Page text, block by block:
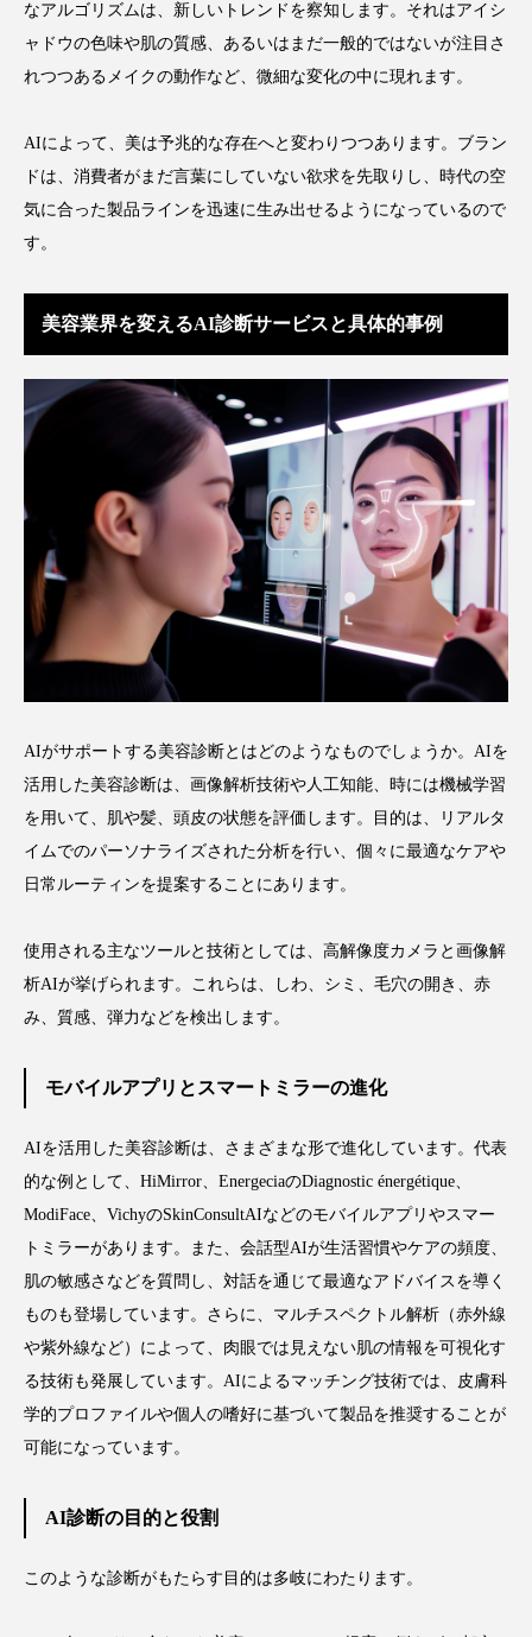
スキンケアルーティン ストレス スパ
スマートウォッチ スマートパッチ
スマートリング セーフプレイス セラミド
ドライヤー 温度 髪 ダメージ ナイアシンアミド
ナイトプロテイン ナイトルーティン 金木犀
パーソナライズ バーチャルメイク
パーフェクト株式会社 バイオハッキング
バイオミメティクス バイオミメティック
バクチオール バリア機能 ハロウィ
ハロウィン後スキンケア
ハロウィン翌日 肌リセット ヒアルロン酸
ビジネスモデル ビタミンC誘導体
プチ断食 ブルーオーシャン
ポジショニング ボディケア ホルモン
マーケティング マイクロスパ
メンズスキンケア メンタルケア
メンタルヘルス
リカバリー リカバリーウェア
なアルゴリズムは、新しいトレンドを察知します。それはアイシ
ャドウの色味や肌の質感、あるいはまだ一般的ではないが注目さ
れつつあるメイクの動作など、微細な変化の中に現れます。
AIによって、美は予兆的な存在へと変わりつつあります。ブラン
ドは、消費者がまだ言葉にしていない欲求を先取りし、時代の空
気に合った製品ラインを迅速に生み出せるようになっているので
す。
美容業界を変えるAI診断サービスと具体的事例
AIがサポートする美容診断とはどのようなものでしょうか。AIを
活用した美容診断は、画像解析技術や人工知能、時には機械学習
を用いて、肌や髪、頭皮の状態を評価します。目的は、リアルタ
イムでのパーソナライズされた分析を行い、個々に最適なケアや
日常ルーティンを提案することにあります。
使用される主なツールと技術としては、高解像度カメラと画像解
析AIが挙げられます。これらは、しわ、シミ、毛穴の開き、赤
み、質感、弾力などを検出します。
モバイルアプリとスマートミラーの進化
AIを活用した美容診断は、さまざまな形で進化しています。代表
的な例として、HiMirror、EnergeciaのDiagnostic énergétique、
ModiFace、VichyのSkinConsultAIなどのモバイルアプリやスマー
トミラーがあります。また、会話型AIが生活習慣やケアの頻度、
肌の敏感さなどを質問し、対話を通じて最適なアドバイスを導く
ものも登場しています。さらに、マルチスペクトル解析（赤外線
や紫外線など）によって、肉眼では見えない肌の情報を可視化す
る技術も発展しています。AIによるマッチング技術では、皮膚科
学的プロファイルや個人の嗜好に基づいて製品を推奨することが
可能になっています。
AI診断の目的と役割
このような診断がもたらす目的は多岐にわたります。